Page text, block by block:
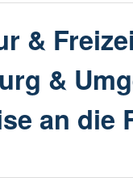
&
&
an die